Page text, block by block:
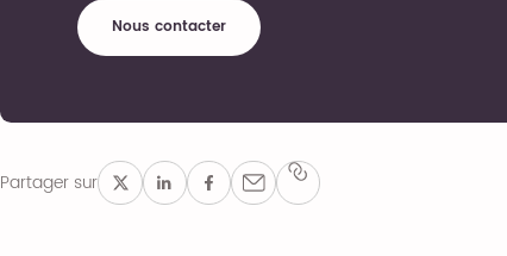
Nous contacter
Partager sur